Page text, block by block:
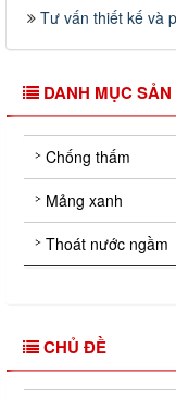
Tư vấn thiết kế và
DANH MỤC
Chống thấm
Mảng xanh
Thoát nước ngầm
CHỦ ĐỀ